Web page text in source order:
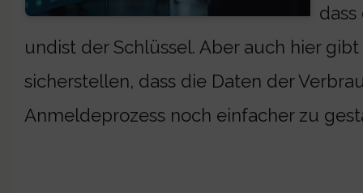
undist der Schlüssel. Aber auch hier
sicherstellen, dass die Daten der
Anmeldeprozess noch einfacher zu